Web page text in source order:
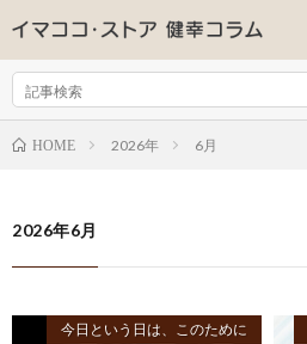
HOME 2026年 6月
2026年6月
今日という日は、このために